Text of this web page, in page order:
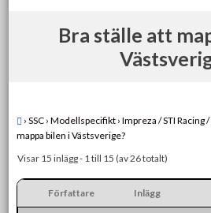
Bra ställe att
› SSC › Modellspecifikt › Impreza / STI Racing /
mappa bilen i Västsverige?
Visar 15 inlägg - 1 till 15 (av 26 totalt)
Författare Inlägg